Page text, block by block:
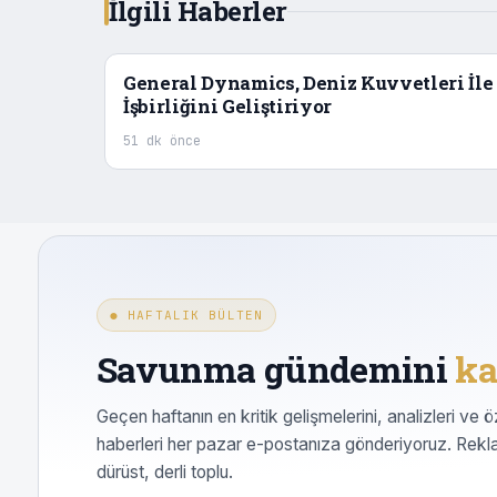
İlgili Haberler
General Dynamics, Deniz Kuvvetleri İle
İşbirliğini Geliştiriyor
51 dk önce
● HAFTALIK BÜLTEN
Savunma gündemini
Geçen haftanın en kritik gelişmelerini, analizleri ve
haberleri her pazar e-postanıza gönderiyoruz.
dürüst, derli toplu.